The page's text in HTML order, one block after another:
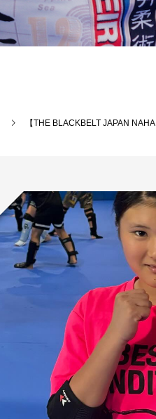
【THE BLACKBELT JAPAN NAHA】日中は、火曜日13:00〜15:00柔術木曜日13:00〜15:00キック土曜日12:00〜14:30柔術